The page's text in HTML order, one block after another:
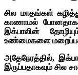
சில மாதங்கள்
காணாமல்
இக்பாலின்
உண்மைகளை
அதேநேரத்தில்,
இருப்பதாகவும் சில